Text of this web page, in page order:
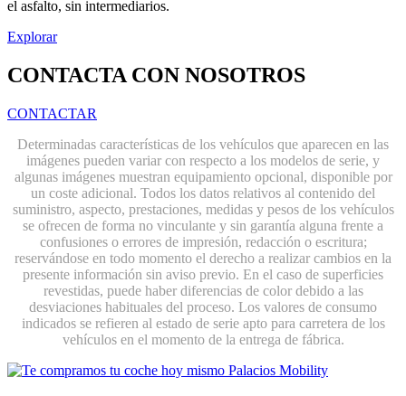
el asfalto, sin intermediarios.
Explorar
CONTACTA CON NOSOTROS
CONTACTAR
Determinadas características de los vehículos que aparecen en las
imágenes pueden variar con respecto a los modelos de serie, y
algunas imágenes muestran equipamiento opcional, disponible por
un coste adicional. Todos los datos relativos al contenido del
suministro, aspecto, prestaciones, medidas y pesos de los vehículos
se ofrecen de forma no vinculante y sin garantía alguna frente a
confusiones o errores de impresión, redacción o escritura;
reservándose en todo momento el derecho a realizar cambios en la
presente información sin aviso previo. En el caso de superficies
revestidas, puede haber diferencias de color debido a las
desviaciones habituales del proceso. Los valores de consumo
indicados se refieren al estado de serie apto para carretera de los
vehículos en el momento de la entrega de fábrica.